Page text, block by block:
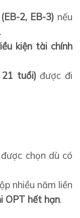
2, EB-3) nếu
kiện tài chính
21 tuổi)được đi
chọn dù có
nhiều năm liền
OPT hết hạn.